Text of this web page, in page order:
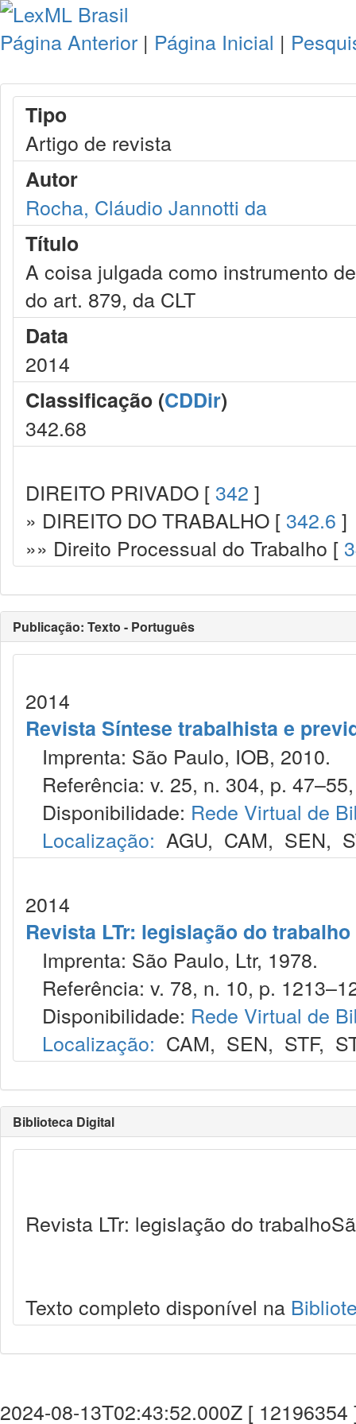
Página Anterior | Página Inicial |
Tipo
Artigo de revista
Autor
Rocha, Cláudio Jannotti da
Título
A coisa julgada como instrumento
do art. 879, da CLT
Data
2014
Classificação (CDDir)
342.68
DIREITO PRIVADO [ 342 ]
» DIREITO DO TRABALHO [ 342.6 ]
»» Direito Processual do Trabalho [
Publicação: Texto - Português
2014
Revista Síntese trabalhista e
Imprenta: São Paulo, IOB, 2010.
Referência: v. 25, n. 304, p.
Disponibilidade: Rede Virtual de
Localização: AGU, CAM, SEN,
2014
Revista LTr: legislação do trabalho
Imprenta: São Paulo, Ltr, 1978.
Referência: v. 78, n. 10, p.
Disponibilidade: Rede Virtual de
Localização: CAM, SEN, STF,
Biblioteca Digital
Revista LTr: legislação do
Texto completo disponível na
2024-08-13T02:43:52.000Z [ 12196354